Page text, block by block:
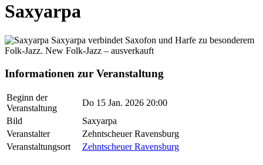
Saxyarpa
Saxyarpa verbindet Saxofon und Harfe zu besonderem
Folk-Jazz. New Folk-Jazz – ausverkauft
Informationen zur Veranstaltung
Beginn der
Veranstaltung
Do 15 Jan. 2026 20:00
Bild
Saxyarpa
Veranstalter
Zehntscheuer Ravensburg
Veranstaltungsort
Zehntscheuer Ravensburg